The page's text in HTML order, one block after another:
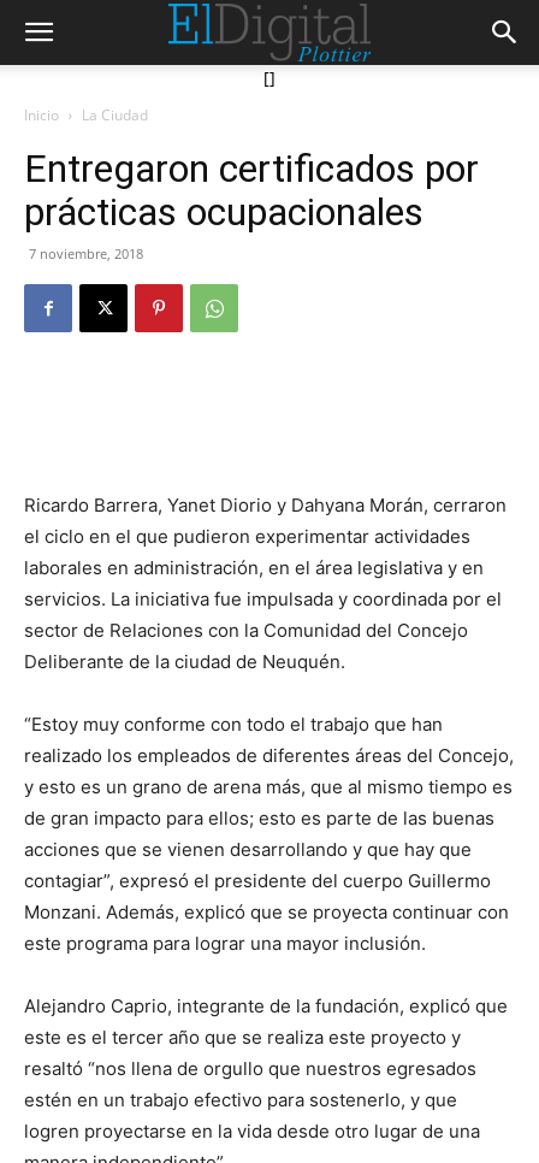
[]
Inicio La Ciudad
Entregaron certificados por
prácticas ocupacionales
7 noviembre, 2018
Ricardo Barrera, Yanet Diorio y Dahyana Morán, cerraron
el ciclo en el que pudieron experimentar actividades
laborales en administración, en el área legislativa y en
servicios. La iniciativa fue impulsada y coordinada por el
sector de Relaciones con la Comunidad del Concejo
Deliberante de la ciudad de Neuquén.
“Estoy muy conforme con todo el trabajo que han
realizado los empleados de diferentes áreas del Concejo,
y esto es un grano de arena más, que al mismo tiempo es
de gran impacto para ellos; esto es parte de las buenas
acciones que se vienen desarrollando y que hay que
contagiar”, expresó el presidente del cuerpo Guillermo
Monzani. Además, explicó que se proyecta continuar con
este programa para lograr una mayor inclusión.
Alejandro Caprio, integrante de la fundación, explicó que
este es el tercer año que se realiza este proyecto y
resaltó “nos llena de orgullo que nuestros egresados
estén en un trabajo efectivo para sostenerlo, y que
logren proyectarse en la vida desde otro lugar de una